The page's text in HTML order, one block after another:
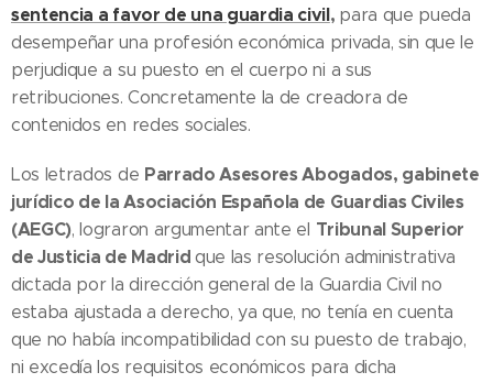
sentencia a favor de una guardia civil, para que pueda
desempeñar una profesión económica privada, sin que le
perjudique a su puesto en el cuerpo ni a sus
retribuciones. Concretamente la de creadora de
contenidos en redes sociales.
Los letrados de Parrado Asesores Abogados, gabinete
jurídico de la Asociación Española de Guardias Civiles
(AEGC), lograron argumentar ante el Tribunal Superior
de Justicia de Madrid que las resolución administrativa
dictada por la dirección general de la Guardia Civil no
estaba ajustada a derecho, ya que, no tenía en cuenta
que no había incompatibilidad con su puesto de trabajo,
ni excedía los requisitos económicos para dicha